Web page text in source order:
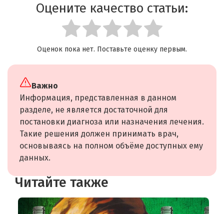
Оцените качество статьи:
Оценок пока нет. Поставьте оценку первым.
Важно
Информация, представленная в данном
разделе, не является достаточной для
постановки диагноза или назначения лечения.
Такие решения должен принимать врач,
основываясь на полном объёме доступных ему
данных.
Читайте также